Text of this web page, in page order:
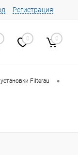
Регистрация
0 0
Filterau •